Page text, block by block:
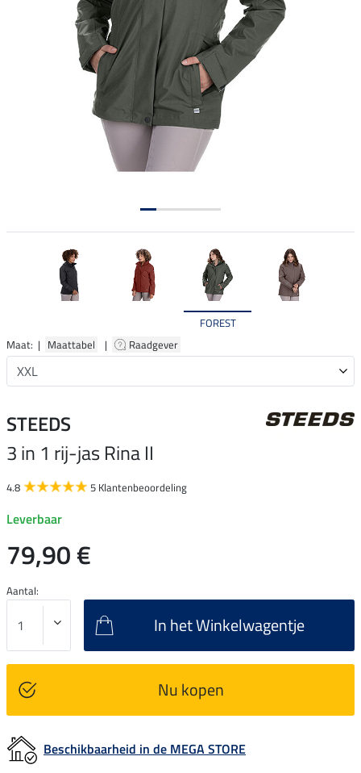
FOREST
Maat: | Maattabel | Raadgever
STEEDS
3 in 1 rij-jas Rina II
4.8 5 Klantenbeoordeling
Leverbaar
79,90 €
Aantal:
In het Winkelwagentje
Nu kopen
Beschikbaarheid in de MEGA STORE